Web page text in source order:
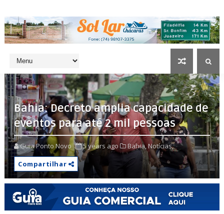
Bahia: Decreto amplia capacidade de
eventos para até 2 mil pessoas
Guia Ponto Novo 5 years ago Bahia,Notícias,
Compartilhar